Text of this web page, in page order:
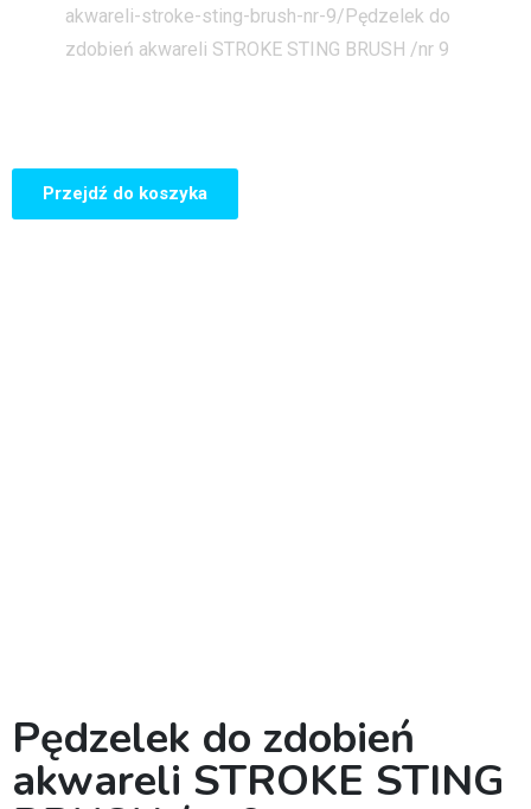
akwareli-stroke-sting-brush-nr-9/Pędzelek do
zdobień akwareli STROKE STING BRUSH /nr 9
Przejdź do koszyka
Pędzelek do zdobień
akwareli STROKE STING